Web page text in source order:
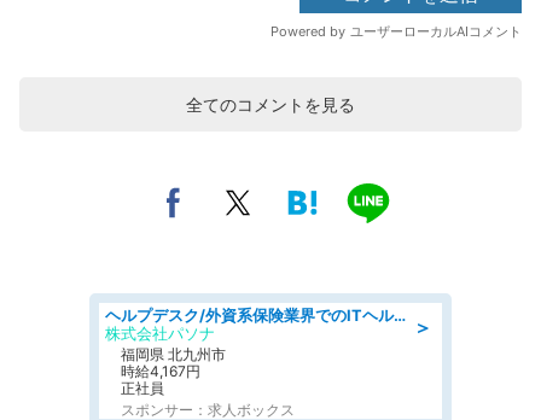
全てのコメントを見る
＞
ヘルプデスク/外資系保険業界でのITヘルプデスク業務/駅近/即日勤務可/ヘルプデスク
株式会社パソナ
福岡県 北九州市
時給4,167円
正社員
スポンサー：求人ボックス